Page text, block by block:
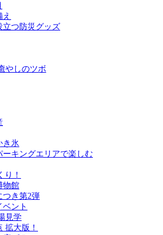
立つ防災グッズ
やしのツボ
き氷
キングエリアで楽しむ
り！
物館
つき第2弾
ベント
見学
拡大版！